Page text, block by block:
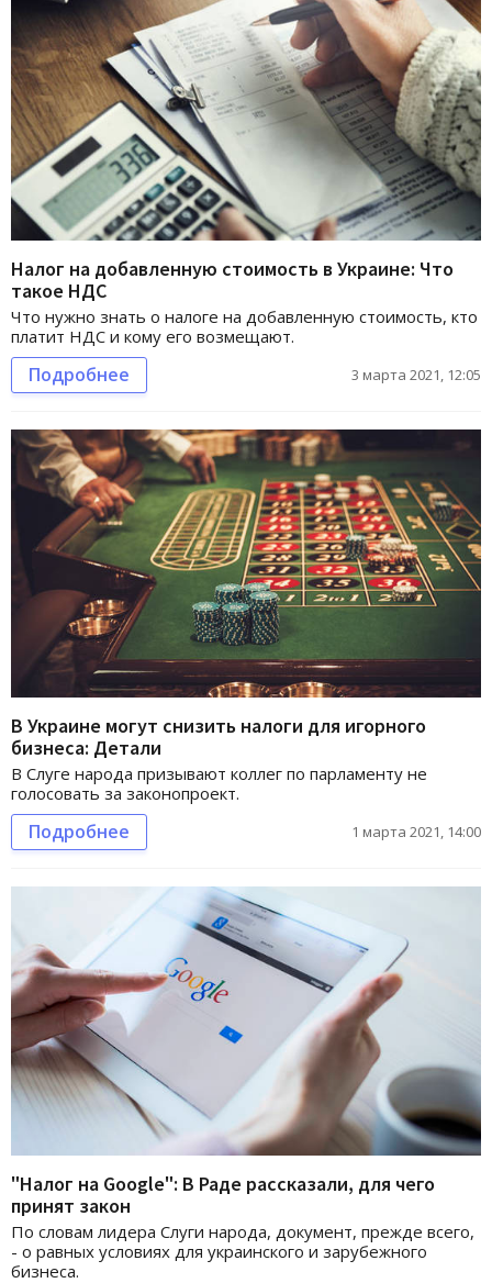
Налог на добавленную стоимость в Украине: Что
такое НДС
Что нужно знать о налоге на добавленную стоимость, кто
платит НДС и кому его возмещают.
Подробнее 3 марта 2021, 12:05
В Украине могут снизить налоги для игорного
бизнеса: Детали
В Слуге народа призывают коллег по парламенту не
голосовать за законопроект.
Подробнее 1 марта 2021, 14:00
"Налог на Google": В Раде рассказали, для чего
принят закон
По словам лидера Слуги народа, документ, прежде всего,
- о равных условиях для украинского и зарубежного
бизнеса.